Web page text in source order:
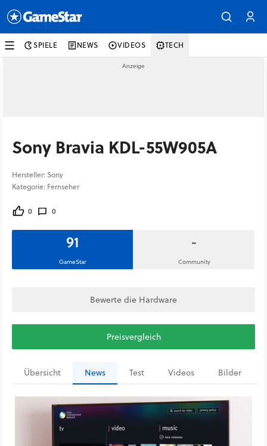
SPIELE NEWS VIDEOS TECH
Sony Bravia KDL-55W905A
Hersteller: Sony
Kategorie: Fernseher
0 0
91
GameStar
-
Community
Bewerte die Hardware
Preisvergleich
Übersicht News Test Videos Bilder